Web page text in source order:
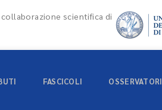
collaborazione scientifica di
FASCICOLI OSSERVATORI